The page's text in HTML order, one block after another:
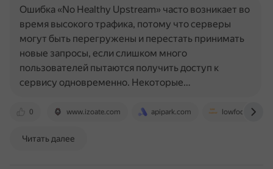
0 www.izoate.com apipark.com
Ошибка «No Healthy Upstream» часто возникает во
время высокого трафика, потому что серверы
могут быть перегружены и перестать принимать
новые запросы, если слишком много
пользователей пытаются получить доступ к
сервису одновременно. Некоторые…
Читать далее